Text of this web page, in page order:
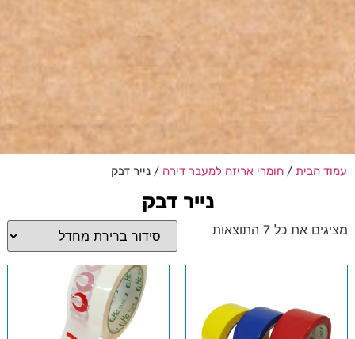
עמוד הבית / חומרי אריזה למעבר דירה / נייר דבק
נייר דבק
מציגים את כל ⁦7⁩ התוצאות